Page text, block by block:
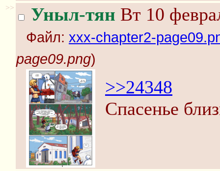
>> Уныл-тян Вт 10
Файл: xxx-chapter2-
page09.png)
>>24348
Спасенье